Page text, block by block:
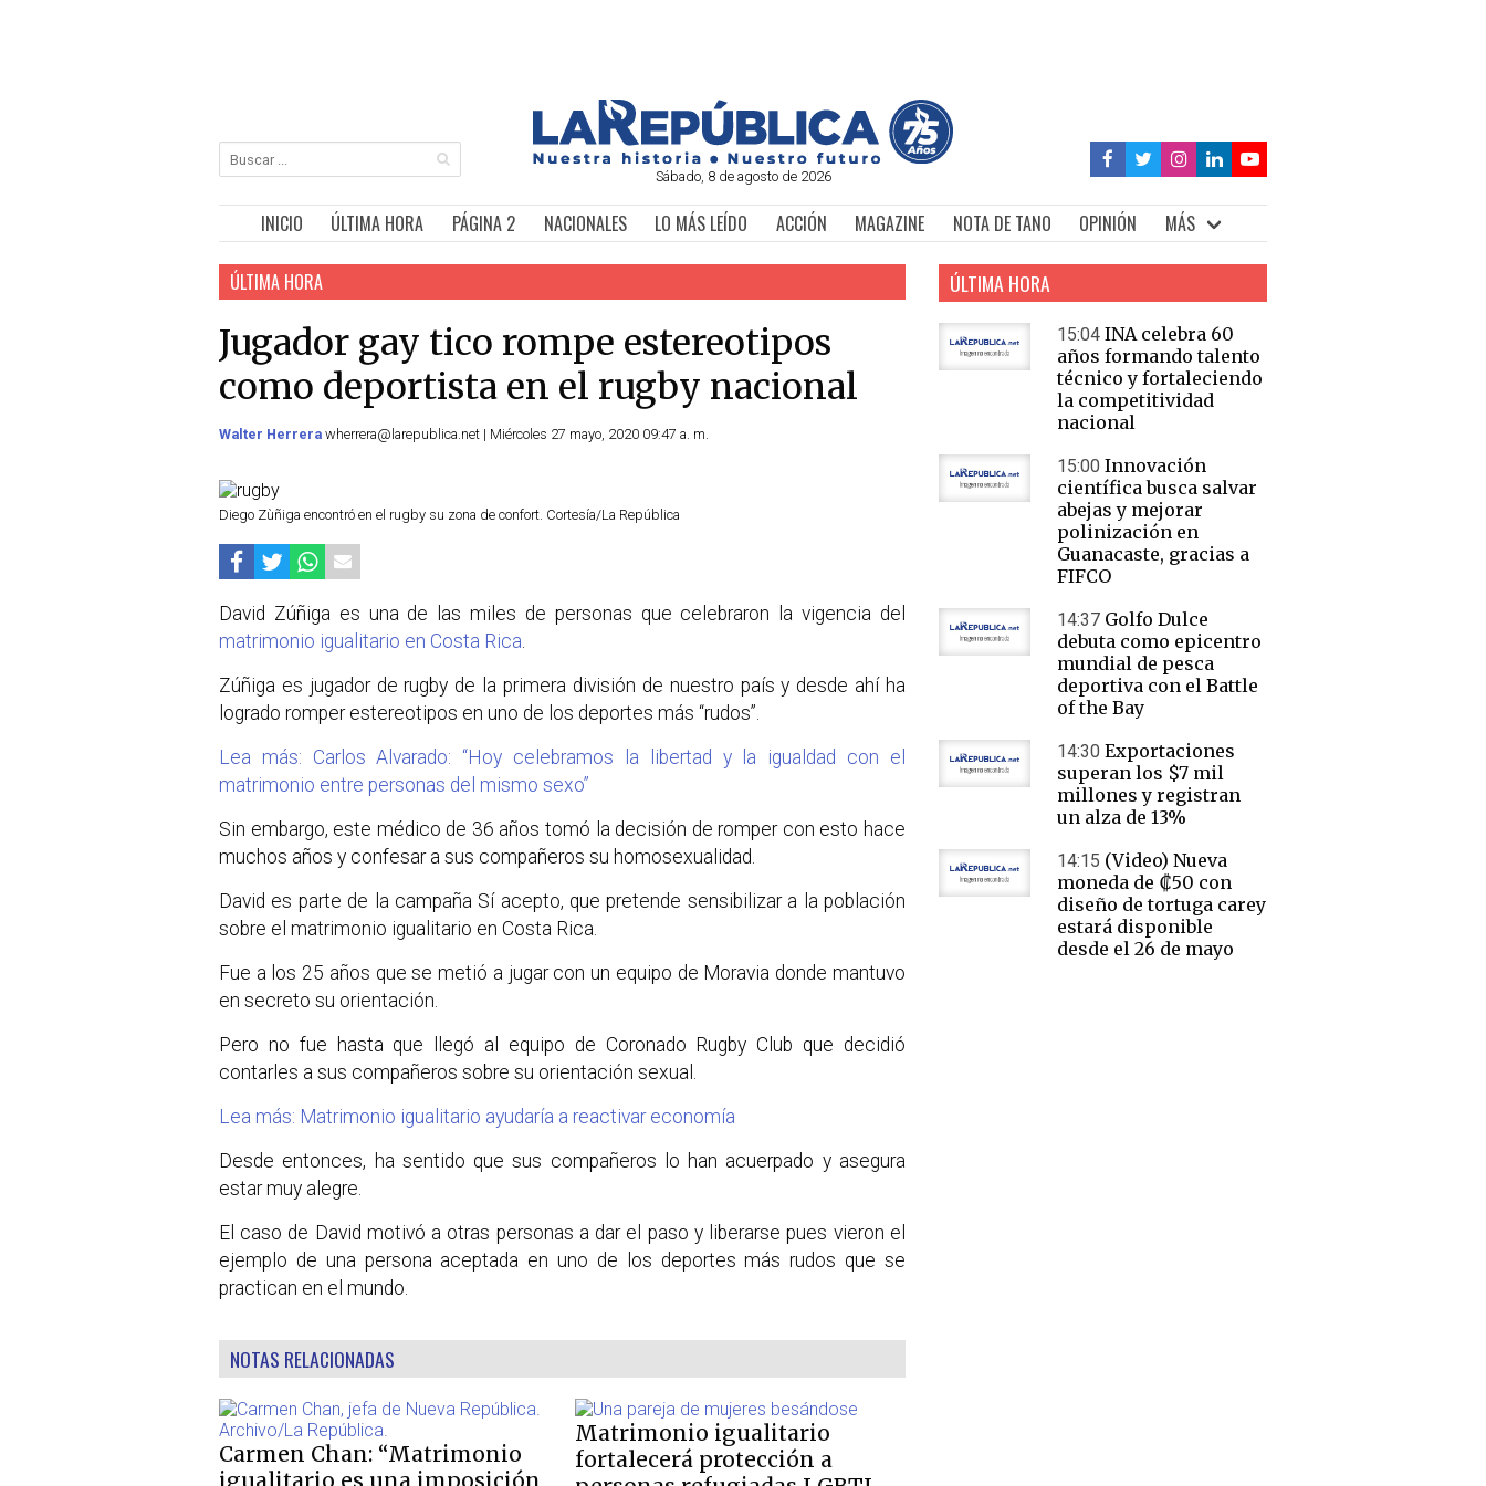
Sábado, 8 de agosto de 2026
INICIO ÚLTIMA HORA PÁGINA 2 NACIONALES LO MÁS LEÍDO ACCIÓN MAGAZINE NOTA DE TANO OPINIÓN MÁS
ÚLTIMA HORA
Jugador gay tico rompe estereotipos
como deportista en el rugby nacional
Walter Herrera wherrera@larepublica.net | Miércoles 27 mayo, 2020 09:47 a. m.
Diego Zùñiga encontró en el rugby su zona de confort. Cortesía/La República
David Zúñiga es una de las miles de personas que celebraron la vigencia del
matrimonio igualitario en Costa Rica
Zúñiga es jugador de rugby de la primera división de nuestro país y desde ahí ha
logrado romper estereotipos en uno de los deportes más “rudos”.
Lea más: Carlos Alvarado: “Hoy celebramos la libertad y la igualdad con el
matrimonio entre personas del mismo sexo”
Sin embargo, este médico de 36 años tomó la decisión de romper con esto hace
muchos años y confesar a sus compañeros su homosexualidad.
David es parte de la campaña Sí acepto, que pretende sensibilizar a la población
sobre el matrimonio igualitario en Costa Rica.
Fue a los 25 años que se metió a jugar con un equipo de Moravia donde mantuvo
en secreto su orientación.
Pero no fue hasta que llegó al equipo de Coronado Rugby Club que decidió
contarles a sus compañeros sobre su orientación sexual.
Lea más: Matrimonio igualitario ayudaría a reactivar economía
Desde entonces, ha sentido que sus compañeros lo han acuerpado y asegura
estar muy alegre.
El caso de David motivó a otras personas a dar el paso y liberarse pues vieron el
ejemplo de una persona aceptada en uno de los deportes más rudos que se
practican en el mundo.
NOTAS RELACIONADAS
Carmen Chan: “Matrimonio
igualitario es una imposición
Matrimonio igualitario
fortalecerá protección a
ÚLTIMA HORA
15:04 INA celebra 60
años formando talento
técnico y fortaleciendo
la competitividad
nacional
15:00 Innovación
científica busca salvar
abejas y mejorar
polinización en
Guanacaste, gracias a
FIFCO
14:37 Golfo Dulce
debuta como epicentro
mundial de pesca
deportiva con el Battle
of the Bay
14:30 Exportaciones
superan los $7 mil
millones y registran
un alza de 13%
14:15 (Video) Nueva
moneda de ₡50 con
diseño de tortuga carey
estará disponible
desde el 26 de mayo